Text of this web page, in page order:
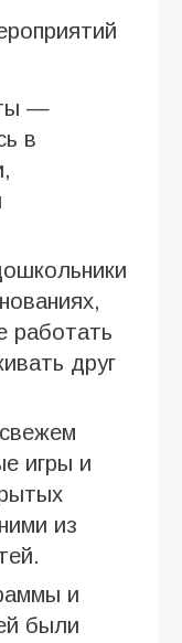
—
в
работать
друг
игры и
из
и
были